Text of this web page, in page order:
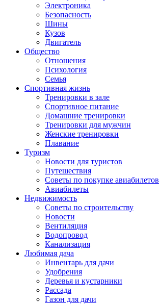
Электроника
Безопасность
Шины
Кузов
Двигатель
Общество
Отношения
Психология
Семья
Спортивная жизнь
Тренировки в зале
Спортивное питание
Домашние тренировки
Тренировки для мужчин
Женские тренировки
Плавание
Туризм
Новости для туристов
Путешествия
Советы по покупке авиабилетов
Авиабилеты
Недвижимость
Советы по строительству
Новости
Вентиляция
Водопровод
Канализация
Любимая дача
Инвентарь для дачи
Удобрения
Деревья и кустарники
Рассада
Газон для дачи